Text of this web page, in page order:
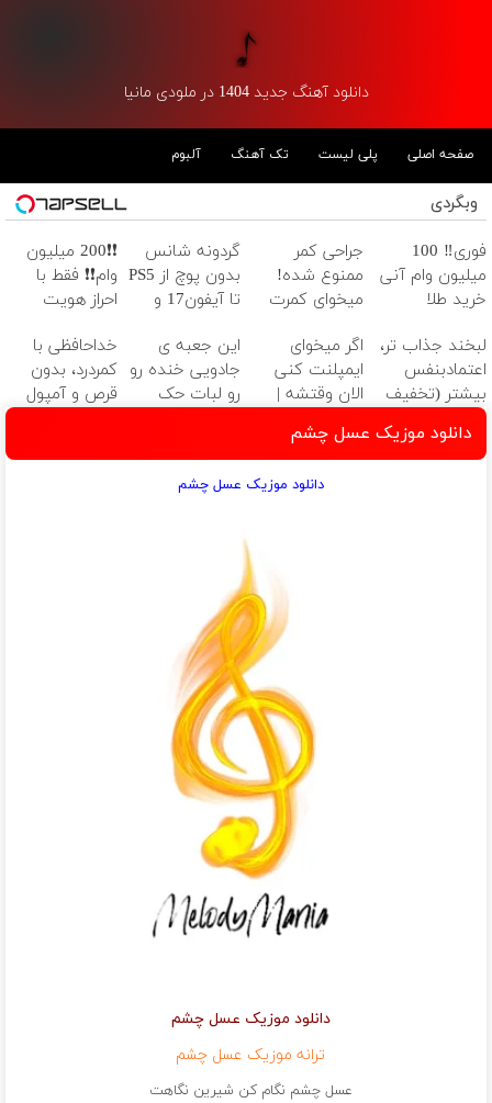
دانلود آهنگ جدید 1404 در ملودی مانیا
صفحه اصلی پلی لیست تک آهنگ آلبوم
وبگردی
فوری‼️ 100
میلیون وام آنی
خرید طلا
جراحی کمر
ممنوع شده!
میخوای کمرت
کنی؟
((پرسش‌نامه))
گردونه شانس
بدون پوچ از PS5
تا آیفون17 و
❗❗200 میلیون
وام❗❗ فقط با
احراز هویت
لبخند جذاب تر،
اعتمادبنفس
بیشتر (تخفیف
تا امشب)
اگر میخوای
ایمپلنت کنی
الان وقتشه |
میلیون تومان!!!
این جعبه ی
جادویی خنده رو
رو لبات حک
خداحافظی با
کمردرد، بدون
قرص و آمپول
دانلود موزیک عسل چشم
دانلود موزیک عسل چشم
دانلود موزیک عسل چشم
ترانه موزیک عسل چشم
عسل چشم نگام کن شیرین نگاهت